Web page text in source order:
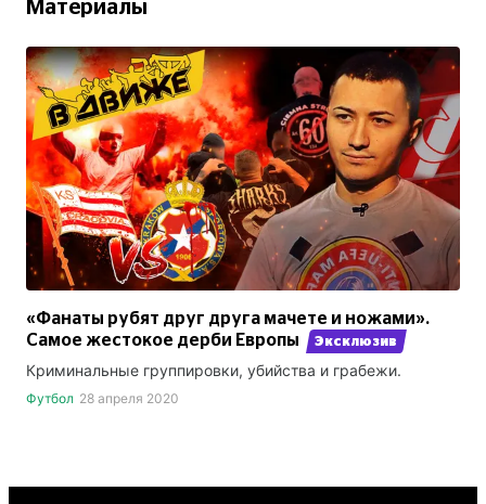
Материалы
«Фанаты рубят друг друга мачете и ножами».
Самое жестокое дерби Европы
Эксклюзив
Криминальные группировки, убийства и грабежи.
Футбол 28 апреля 2020